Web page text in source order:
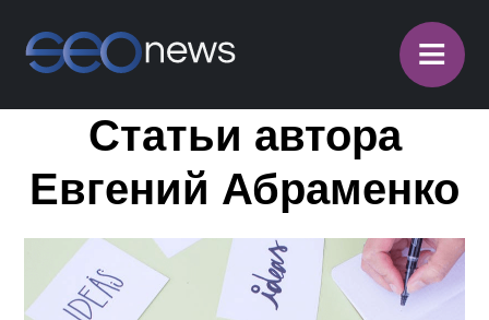
≡
Статьи автора
Евгений Абраменко